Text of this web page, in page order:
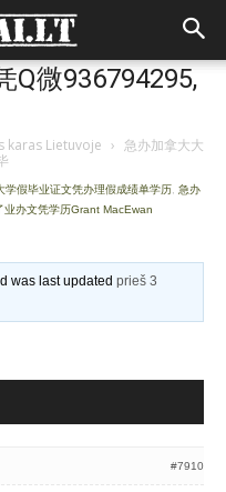
Q微936794295,
karas Lietuvoje › 急办加拿大大
学假毕业证文凭办理假成绩单学历 急办
业办文凭学历Grant MacEwan
was last updatedprieš 3
#7910